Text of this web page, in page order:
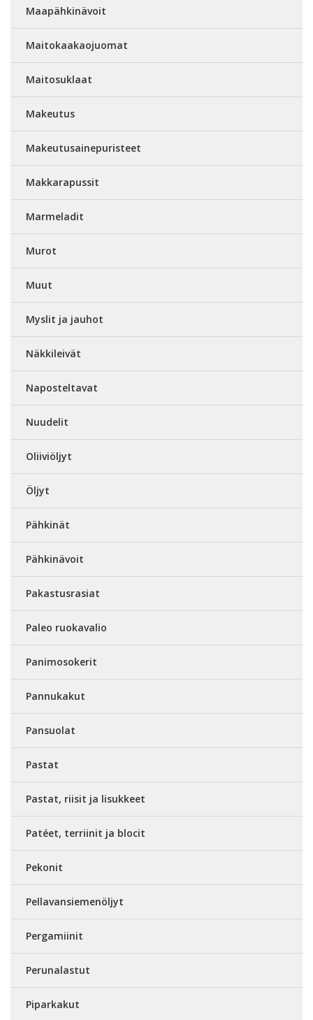
Maapähkinävoit
Maitokaakaojuomat
Maitosuklaat
Makeutus
Makeutusainepuristeet
Makkarapussit
Marmeladit
Murot
Muut
Myslit ja jauhot
Näkkileivät
Naposteltavat
Nuudelit
Oliiviöljyt
Öljyt
Pähkinät
Pähkinävoit
Pakastusrasiat
Paleo ruokavalio
Panimosokerit
Pannukakut
Pansuolat
Pastat
Pastat, riisit ja lisukkeet
Patéet, terriinit ja blocit
Pekonit
Pellavansiemenöljyt
Pergamiinit
Perunalastut
Piparkakut